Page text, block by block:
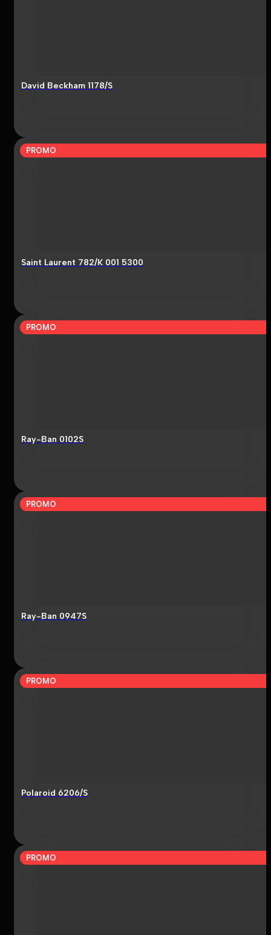
David Beckham 1178/S
PROMO
Saint Laurent 782/K 001 5300
PROMO
Ray-Ban 0102S
PROMO
Ray-Ban 0947S
PROMO
Polaroid 6206/S
PROMO